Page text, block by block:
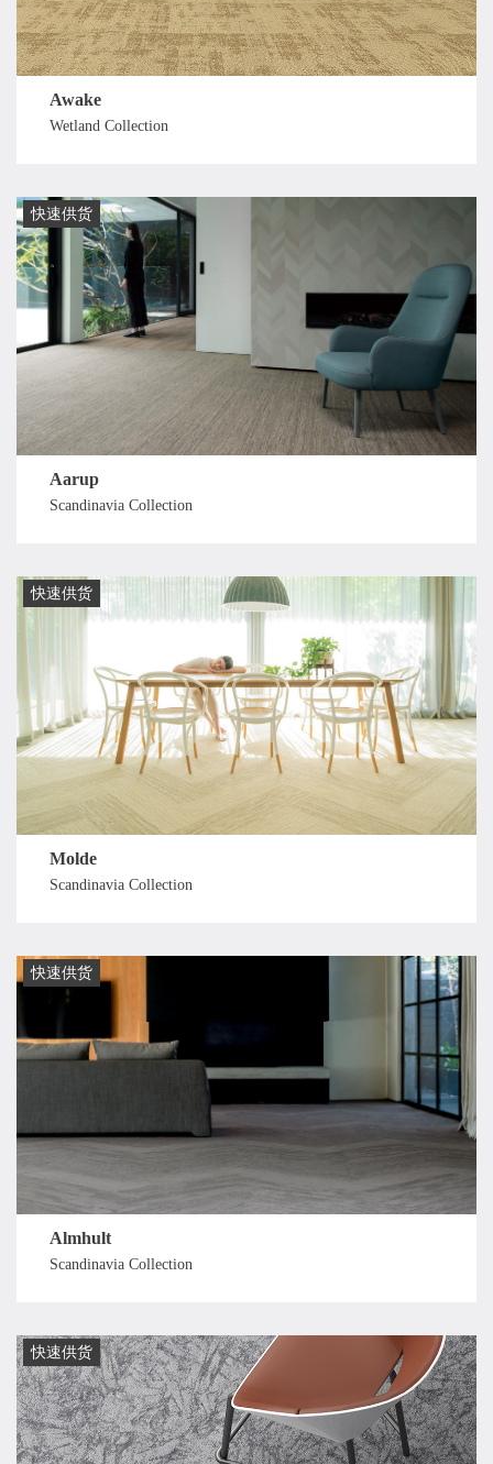
Awake
Wetland Collection
快速供货
Aarup
Scandinavia Collection
快速供货
Molde
Scandinavia Collection
快速供货
Almhult
Scandinavia Collection
快速供货